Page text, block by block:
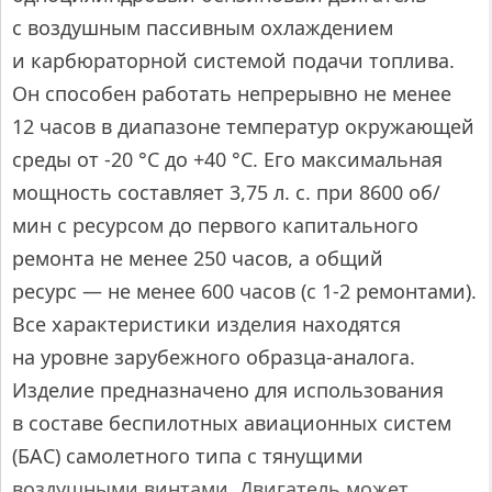
с воздушным пассивным охлаждением
и карбюраторной системой подачи топлива.
Он способен работать непрерывно не менее
12 часов в диапазоне температур окружающей
среды от ‑20 °С до +40 °С. Его максимальная
мощность составляет 3,75 л. с. при 8600 об/
мин с ресурсом до первого капитального
ремонта не менее 250 часов, а общий
ресурс — не менее 600 часов (с 1‑2 ремонтами).
Все характеристики изделия находятся
на уровне зарубежного образца-аналога.
Изделие предназначено для использования
в составе беспилотных авиационных систем
(БАС) самолетного типа с тянущими